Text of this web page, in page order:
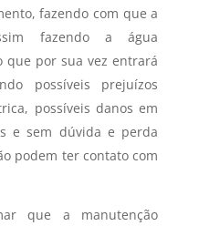
fazendo com que a
fazendo a água
que por sua vez entrará
possíveis prejuízos
possíveis danos em
e sem dúvida e perda
podem ter contato com
que a manutenção